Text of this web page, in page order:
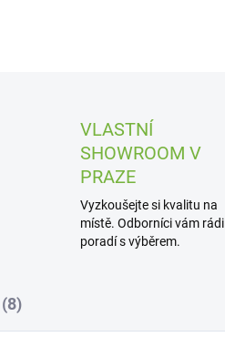
VLASTNÍ
SHOWROOM V
PRAZE
Vyzkoušejte si kvalitu na
místě. Odborníci vám rádi
poradí s výběrem.